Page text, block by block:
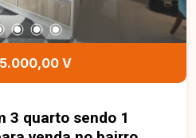
empresas e escritórios.
conhecer todos os
loja comercial no bairro
V
3 quarto sendo 1